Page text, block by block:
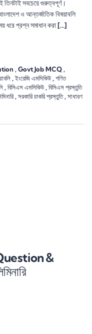
তিনটাই সবচেয়ে গুরুত্বপূর্ণ।
ও আন্তর্জাতিক বিষয়াবলি
ধরে প্রশ্ন সমাধান করা […]
, Govt Job MCQ ,
, ইংরেজি এমসিকিউ , গণিত
, বিসিএস এমসিকিউ , বিসিএস প্রস্তুতি
, সরকারি চাকরি প্রস্তুতি, সাধারণ
&